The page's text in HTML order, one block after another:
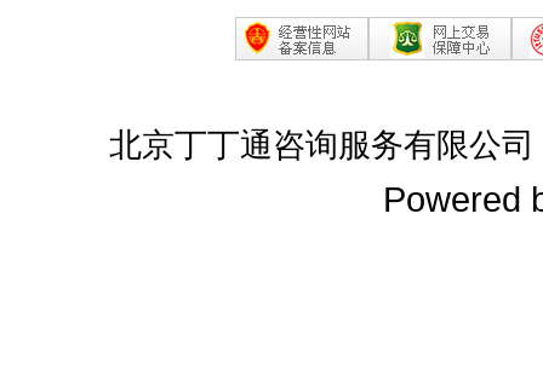
北京丁丁通咨询服务有限公
Powered